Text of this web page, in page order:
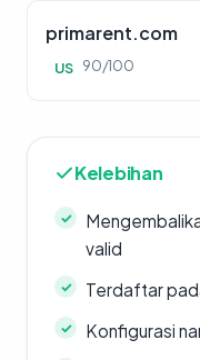
primarent.com
US 90/100
Kelebihan
valid
Terdaftar
Konfigurasi